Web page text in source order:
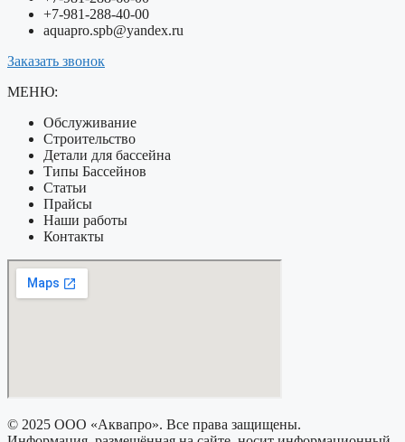
+7-981-288-40-00
aquapro.spb@yandex.ru
Заказать звонок
МЕНЮ:
Обслуживание
Строительство
Детали для бассейна
Типы Бассейнов
Статьи
Прайсы
Наши работы
Контакты
© 2025 ООО «Аквапро». Все права защищены.